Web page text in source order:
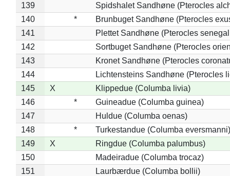
139
Spidshalet Sandhøne (Pterocles
140
*
Brunbuget Sandhøne (Pterocles
141
Plettet Sandhøne (Pterocles
142
Sortbuget Sandhøne (Pterocles
143
Kronet Sandhøne (Pterocles
144
Lichtensteins Sandhøne (Pterocles
145
X
Klippedue (Columba livia)
146
*
Guineadue (Columba guinea)
147
Huldue (Columba oenas)
148
*
Turkestandue (Columba eversmanni)
149
X
Ringdue (Columba palumbus)
150
Madeiradue (Columba trocaz)
151
Laurbærdue (Columba bollii)